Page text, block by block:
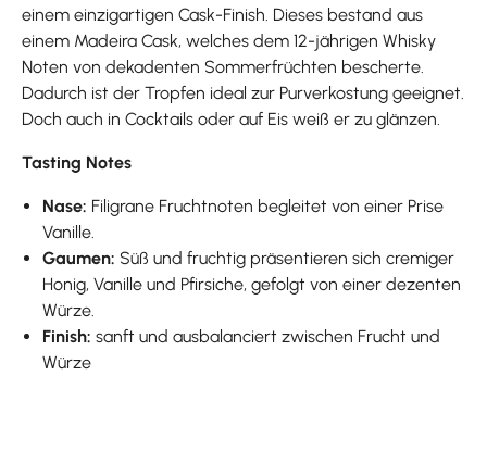
einem einzigartigen Cask-Finish. Dieses bestand aus
einem Madeira Cask, welches dem 12-jährigen Whisky
Noten von dekadenten Sommerfrüchten bescherte.
Dadurch ist der Tropfen ideal zur Purverkostung geeignet.
Doch auch in Cocktails oder auf Eis weiß er zu glänzen.
Tasting Notes
Nase: Filigrane Fruchtnoten begleitet von einer Prise
Vanille.
Gaumen: Süß und fruchtig präsentieren sich cremiger
Honig, Vanille und Pfirsiche, gefolgt von einer dezenten
Würze.
Finish: sanft und ausbalanciert zwischen Frucht und
Würze